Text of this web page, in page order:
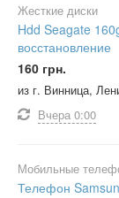
Жесткие диски
Hdd Seagate
восстановление
160 грн.
из г. Винница,
Вчера 0:00
Мобильные
Телефон